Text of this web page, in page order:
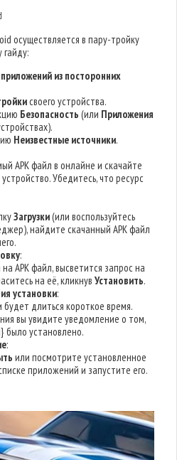
осуществляется в пару-тройку
гайду:
из посторонних
своего устройства.
Безопасность (или Приложения
Неизвестные источники.
APK файл в онлайне и скачайте
Убедитесь, что ресурс
Загрузки(или воспользуйтесь
найдите скачанный APK файл
:
APK файл, высветится запрос на
на её, кликнувУстановить.
установки:
будет длиться короткое время.
вы увидите уведомление о том,
было установлено.
:
или посмотрите установленное
приложений и запустите его.